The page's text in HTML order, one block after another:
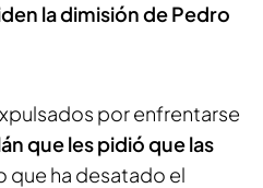
la dimisión de Pedro
por enfrentarse
que les pidió que las
que ha desatado el